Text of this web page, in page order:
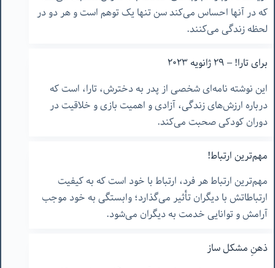
که در آنها احساس می‌کند سن تنها یک توهم است و هر دو در
لحظه زندگی می‌کنند.
برای تارا! – ٢٩ ژانویه ٢٠٢٣
این نوشته نامه‌ای شخصی از پدر به دخترش، تارا، است که
درباره ارزش‌های زندگی، آزادی و اهمیت بازی و خلاقیت در
دوران کودکی صحبت می‌کند.
مهم‌ترین ارتباط!
مهم‌ترین ارتباط هر فرد، ارتباط با خود است که به کیفیت
ارتباطاتش با دیگران تأثیر می‌گذارد؛ وابستگی به خود موجب
آرامش و توانایی خدمت به دیگران می‌شود.
ذهنِ مشکل ساز